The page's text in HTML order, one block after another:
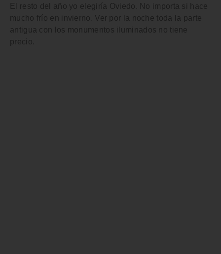
El resto del año yo elegiría Oviedo . No importa si hace
mucho frío en invierno. Ver por la noche toda la parte
antigua con los monumentos iluminados no tiene
precio.